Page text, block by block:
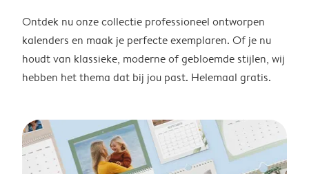
Ontdek nu onze collectie professioneel ontworpen
kalenders en maak je perfecte exemplaren. Of je nu
houdt van klassieke, moderne of gebloemde stijlen, wij
hebben het thema dat bij jou past. Helemaal gratis.